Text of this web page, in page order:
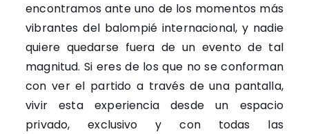
encontramos ante uno de los momentos más
vibrantes del balompié internacional, y nadie
quiere quedarse fuera de un evento de tal
magnitud. Si eres de los que no se conforman
con ver el partido a través de una pantalla,
vivir esta experiencia desde un espacio
privado, exclusivo y con todas las